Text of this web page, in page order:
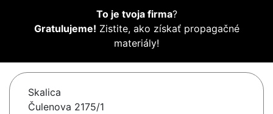
To je tvoja firma?
Gratulujeme! Zistite, ako získať propagačné
materiály!
Skalica
Čulenova 2175/1